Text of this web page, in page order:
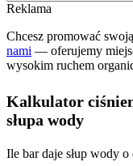
Reklama
Chcesz promować
nami — oferujemy
wysokim ruchem
Kalkulator
słupa wody
Ile bar daje słup wody